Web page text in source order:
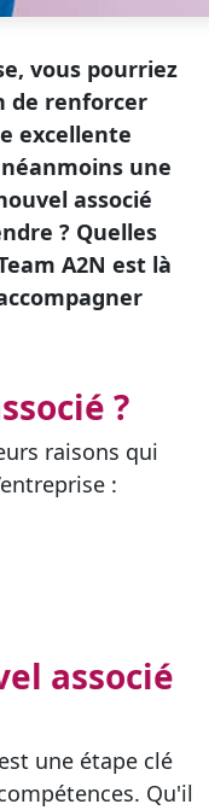
vous pourriez
de renforcer
excellente
une
associé
? Quelles
A2N est là
?
raisons qui
:
associé
une étape clé
Qu'il